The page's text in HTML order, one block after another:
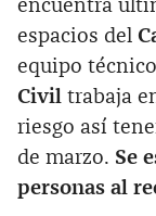
encuentra
espacios del
equipo
Civil trabaja
riesgo así
de marzo. Se
personas al